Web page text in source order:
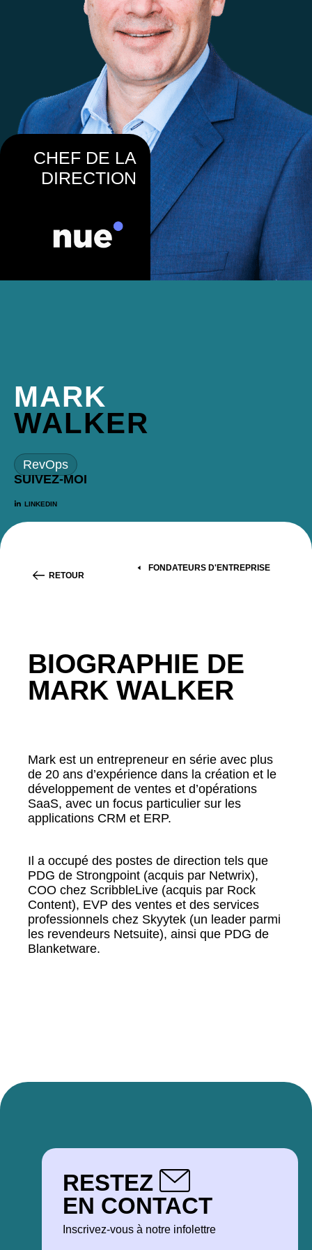
MARK
WALKER
RevOps
SUIVEZ-MOI
LINKEDIN
CHEF DE LA
DIRECTION
RETOUR
FONDATEURS D'ENTREPRISE
BIOGRAPHIE DE
MARK WALKER
Mark est un entrepreneur en série avec plus
de 20 ans d’expérience dans la création et le
développement de ventes et d’opérations
SaaS, avec un focus particulier sur les
applications CRM et ERP.
Il a occupé des postes de direction tels que
PDG de Strongpoint (acquis par Netwrix),
COO chez ScribbleLive (acquis par Rock
Content), EVP des ventes et des services
professionnels chez Skyytek (un leader parmi
les revendeurs Netsuite), ainsi que PDG de
Blanketware.
RESTEZ
EN CONTACT
Inscrivez-vous à notre infolettre